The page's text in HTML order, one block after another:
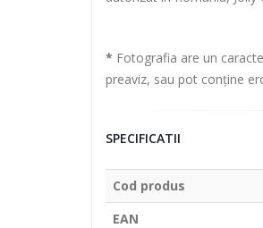
* Fotografia are un
preaviz, sau pot conține
SPECIFICATII
Cod produs
EAN